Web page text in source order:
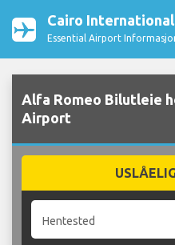
Cairo
Essential Airport
Alfa Romeo Bilutleie
Airport
Hentested